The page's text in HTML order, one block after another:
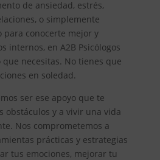
de ansiedad, estrés,
o simplemente
para conocerte mejor y
internos, en A2B Psicólogos
necesitas. No tienes que
en soledad.
ser ese apoyo que te
obstáculos y a vivir una vida
Nos comprometemos a
prácticas y estrategias
tus emociones, mejorar tu